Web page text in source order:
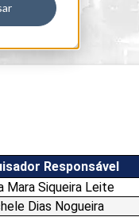
MPHU
NIT
Responsável
Mara Siqueira Leite
Dias Nogueira